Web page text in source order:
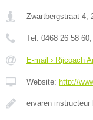
Zwartbergstraat 4,
Tel: 0468 26 58 60
E-mail › Rijcoach
Website: http://
ervaren